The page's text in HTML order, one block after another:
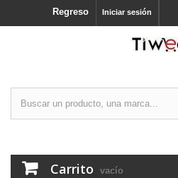
Iniciar sesión
Regreso
Carrito vacío